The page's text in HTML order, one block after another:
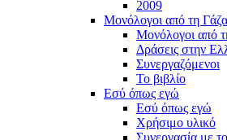
2009
Μονόλογοι από τη Γάζα
Μονόλογοι από
Δράσεις στην
Συνεργαζόμενοι
To βιβλίο
Εσύ όπως εγώ
Εσύ όπως εγώ
Χρήσιμο υλικό
Συνεργασία με